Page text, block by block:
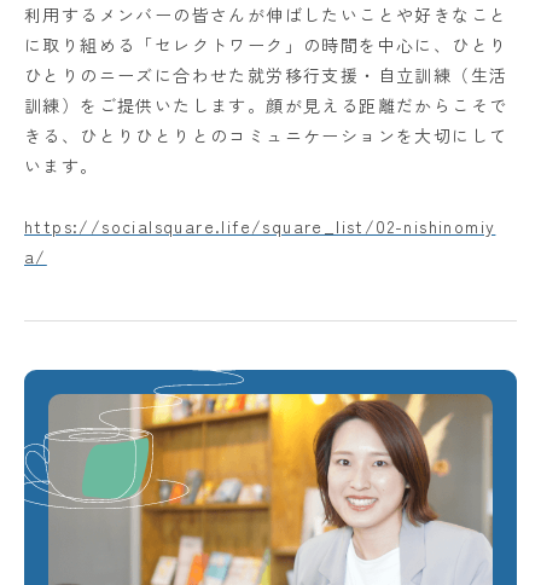
利用するメンバーの皆さんが伸ばしたいことや好きなこと
に取り組める「セレクトワーク」の時間を中心に、ひとり
ひとりのニーズに合わせた就労移行支援・自立訓練（生活
訓練）をご提供いたします。顔が見える距離だからこそで
きる、ひとりひとりとのコミュニケーションを大切にして
います。
https://socialsquare.life/square_list/02-nishinomiy
a/